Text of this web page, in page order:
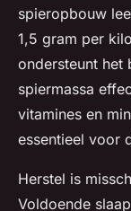
spieropbouw
1,5 gram per
ondersteunt het
spiermassa
vitamines en
essentieel voor
Herstel is
Voldoende